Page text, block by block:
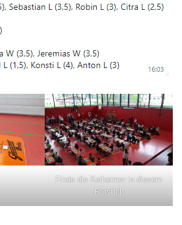
Finde die Kelheimer in diesem
Rotstich